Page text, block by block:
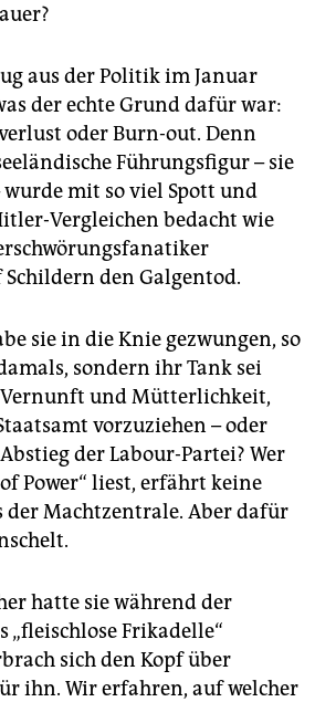
aus der Politik im Januar
der echte Grund dafür war:
oder Burn-out. Denn
Führungsfigur – sie
mit so viel Spott und
Vergleichen bedacht wie
den Galgentod.
sie in die Knie gezwungen, so
sondern ihr Tank sei
Vernunft und Mütterlichkeit,
vorzuziehen – oder
der Labour-Partei? Wer
Power“ liest, erfährt keine
der Machtzentrale. Aber dafür
hatte sie während der
„fleischlose Frikadelle“
sich den Kopf über
ihn. Wir erfahren, auf welcher